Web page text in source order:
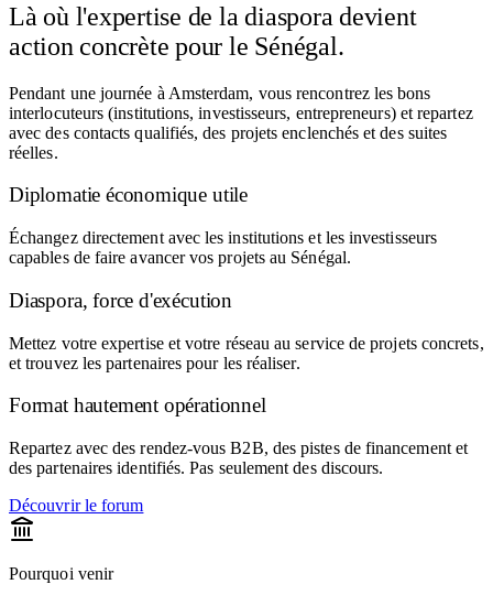
Là où l'expertise de la diaspora devient
action concrète pour le Sénégal.
Pendant une journée à Amsterdam, vous rencontrez les bons
interlocuteurs (institutions, investisseurs, entrepreneurs) et repartez
avec des contacts qualifiés, des projets enclenchés et des suites
réelles.
Diplomatie économique utile
Échangez directement avec les institutions et les investisseurs
capables de faire avancer vos projets au Sénégal.
Diaspora, force d'exécution
Mettez votre expertise et votre réseau au service de projets concrets,
et trouvez les partenaires pour les réaliser.
Format hautement opérationnel
Repartez avec des rendez-vous B2B, des pistes de financement et
des partenaires identifiés. Pas seulement des discours.
Découvrir le forum
Pourquoi venir